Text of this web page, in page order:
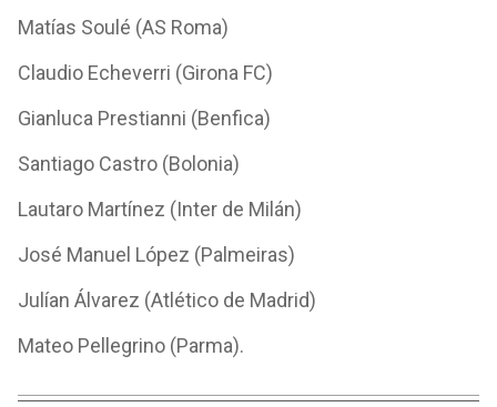
Matías Soulé (AS Roma)
Claudio Echeverri (Girona FC)
Gianluca Prestianni (Benfica)
Santiago Castro (Bolonia)
Lautaro Martínez (Inter de Milán)
José Manuel López (Palmeiras)
Julían Álvarez (Atlético de Madrid)
Mateo Pellegrino (Parma).